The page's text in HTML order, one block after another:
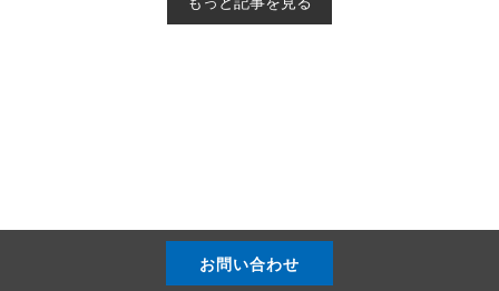
お問い合わせ